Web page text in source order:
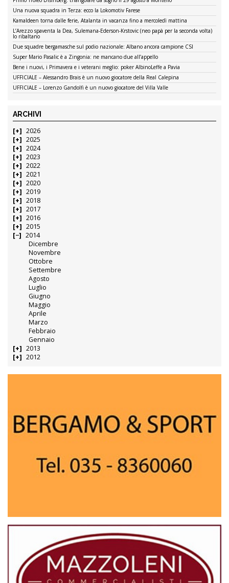
Una nuova squadra in Terza: ecco la Lokomotiv Farese
Kamaldeen torna dalle ferie, Atalanta in vacanza fino a mercoledì mattina
L’Arezzo spaventa la Dea, Sulemana-Ederson-Krstovic (neo papà per la seconda volta)
lo ribaltano
Due squadre bergamasche sul podio nazionale: Albano ancora campione CSI
Super Mario Pasalic è a Zingonia: ne mancano due all’appello
Bene i nuovi, i Primavera e i veterani meglio: poker AlbinoLeffe a Pavia
UFFICIALE – Alessandro Brais è un nuovo giocatore della Real Calepina
UFFICIALE – Lorenzo Gandolfi è un nuovo giocatore del Villa Valle
ARCHIVI
2026
2025
2024
2023
2022
2021
2020
2019
2018
2017
2016
2015
2014
Dicembre
Novembre
Ottobre
Settembre
Agosto
Luglio
Giugno
Maggio
Aprile
Marzo
Febbraio
Gennaio
2013
2012